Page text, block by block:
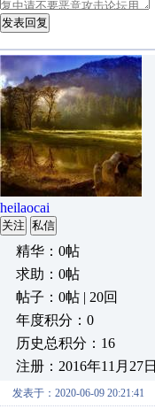
发表回复
heilaocai
关注 私信
精华：0帖
求助：0帖
帖子：0帖 | 20回
年度积分：0
历史总积分：16
注册：2016年11月27日
发表于：2020-06-09 20:21:41